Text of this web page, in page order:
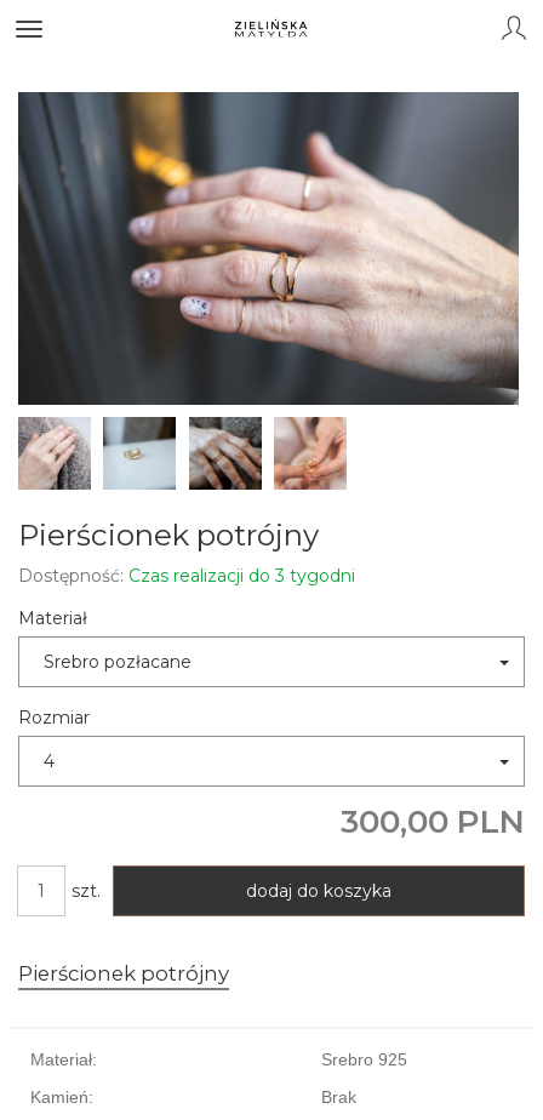
Pierścionek potrójny
Dostępność: Czas realizacji do 3 tygodni
Materiał
Srebro pozłacane
Rozmiar
4
300,00 PLN
szt. dodaj do koszyka
Pierścionek potrójny
Materiał:
Srebro 925
Kamień:
Brak